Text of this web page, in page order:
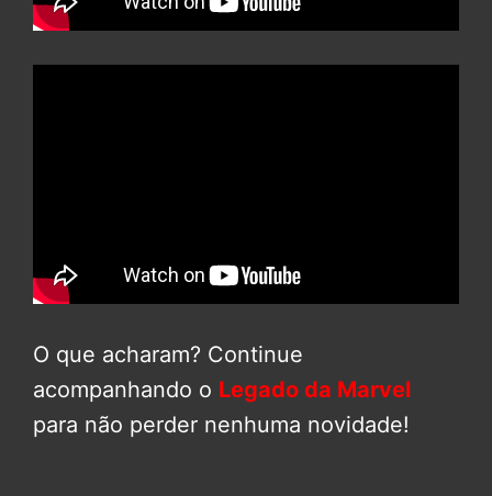
O que acharam? Continue
acompanhando o Legado da Marvel
para não perder nenhuma novidade!